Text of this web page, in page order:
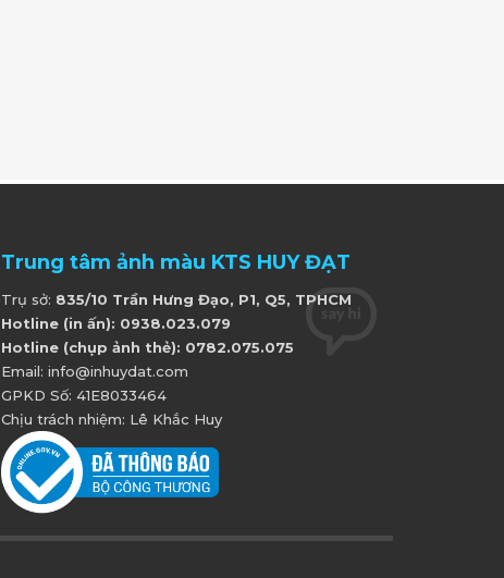
Trung tâm ảnh màu KTS HUY ĐẠT
Trụ sở: 835/10 Trần Hưng Đạo, P1, Q5, TPHCM
Hotline (in ấn): 0938.023.079
Hotline (chụp ảnh thẻ): 0782.075.075
Email: info@inhuydat.com
GPKD Số: 41E8033464
Chịu trách nhiệm: Lê Khắc Huy